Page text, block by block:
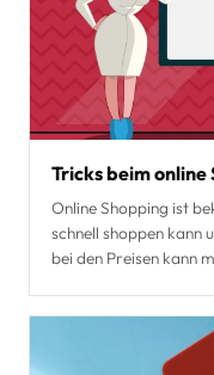
Tricks beim online
Online Shopping ist
schnell shoppen kann
bei den Preisen kann